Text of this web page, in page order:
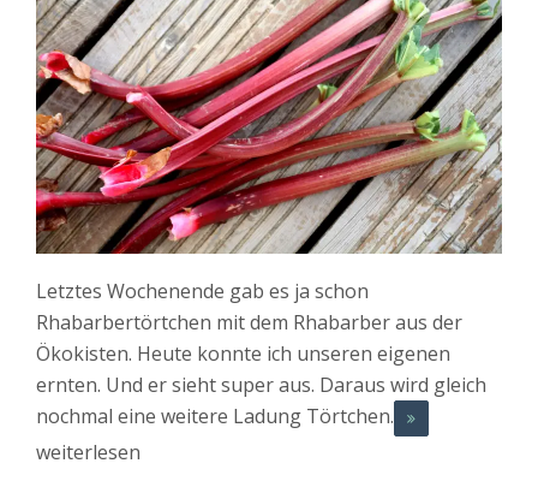
Letztes Wochenende gab es ja schon
Rhabarbertörtchen mit dem Rhabarber aus der
Ökokisten. Heute konnte ich unseren eigenen
ernten. Und er sieht super aus. Daraus wird gleich
nochmal eine weitere Ladung Törtchen.
weiterlesen